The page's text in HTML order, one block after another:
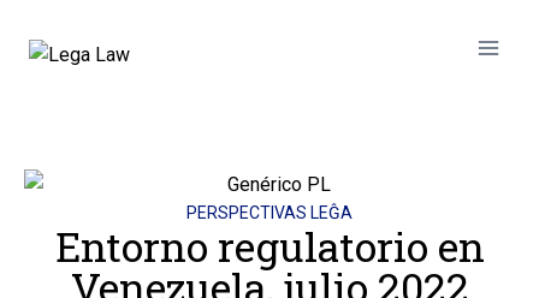
PERSPECTIVAS LEĜA
Entorno regulatorio en
Venezuela, julio 2022